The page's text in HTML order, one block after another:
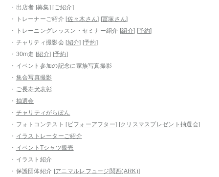
・出店者 [募集] [ご紹介]
・トレーナーご紹介 [佐々木さん] [冨塚さん]
・トレーニングレッスン・セミナー紹介 [紹介] [予約]
・チャリティ撮影会 [紹介] [予約]
・30m走 [紹介] [予約]
・イベント参加の記念に家族写真撮影
・ 集合写真撮影
・
ご長寿犬表彰
・ 抽選会
・ チャリティがらぽん
・フォトコンテスト [ビフォーアフター] [クリスマスプレゼント抽選会]
・ イラストレーターご紹介
・ イベントTシャツ販売
・イラスト紹介
・保護団体紹介 [アニマルレフュージ関西(ARK)]